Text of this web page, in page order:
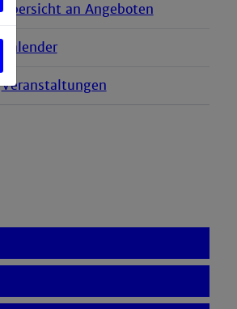
Übersicht an Angeboten
Kalender
Veranstaltungen